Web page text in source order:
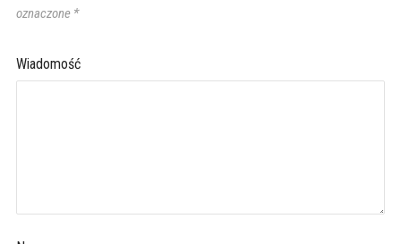
oznaczone *
Wiadomość